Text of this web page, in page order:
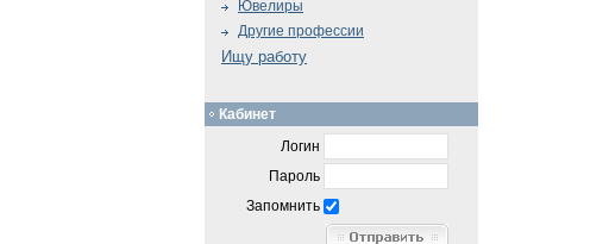
Ювелиры
Другие профессии
Ищу работу
Кабинет
Логин
Пароль
Запомнить